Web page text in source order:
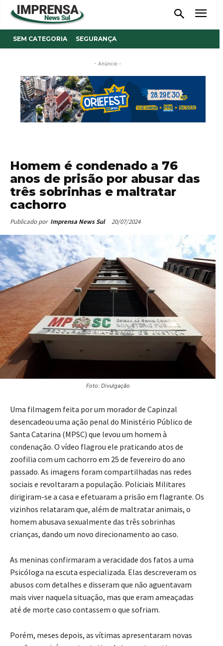
SEM CATEGORIA SEGURANÇA
- Anúncio -
Homem é condenado a 76
anos de prisão por abusar das
três sobrinhas e maltratar
cachorro
Publicado por Imprensa News Sul 20/07/2024
Foto: Divulgação
Uma filmagem feita por um morador de Capinzal
desencadeou uma ação penal do Ministério Público de
Santa Catarina (MPSC) que levou um homem à
condenação. O vídeo flagrou ele praticando atos de
zoofilia com um cachorro em 25 de fevereiro do ano
passado. As imagens foram compartilhadas nas redes
sociais e revoltaram a população. Policiais Militares
dirigiram-se a casa e efetuaram a prisão em flagrante. Os
vizinhos relataram que, além de maltratar animais, o
homem abusava sexualmente das três sobrinhas
crianças, dando um novo direcionamento ao caso.
As meninas confirmaram a veracidade dos fatos a uma
Psicóloga na escuta especializada. Elas descreveram os
abusos com detalhes e disseram que não aguentavam
mais viver naquela situação, mas que eram ameaçadas
até de morte caso contassem o que sofriam.
Porém, meses depois, as vítimas apresentaram novas